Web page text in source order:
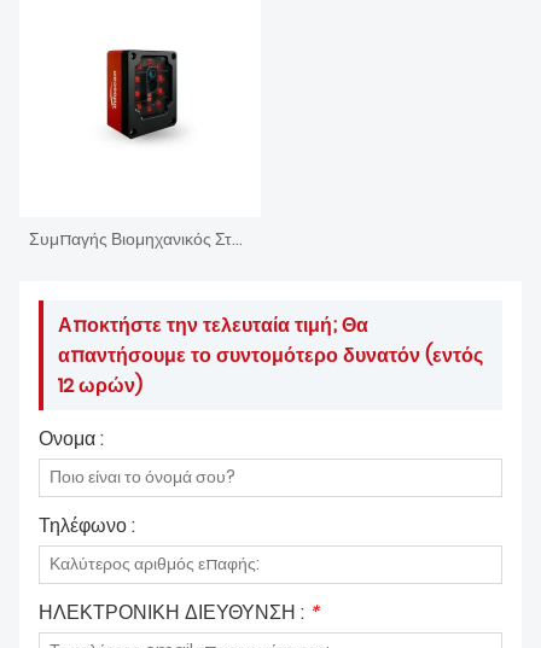
Συμπαγής Βιομηχανικός Σταθερός Ενσωματωμένος Σαρωτής Barcode
Αποκτήστε την τελευταία τιμή; Θα
απαντήσουμε το συντομότερο δυνατόν (εντός
12 ωρών)
Ονομα :
Τηλέφωνο :
ΗΛΕΚΤΡΟΝΙΚΗ ΔΙΕΥΘΥΝΣΗ : *